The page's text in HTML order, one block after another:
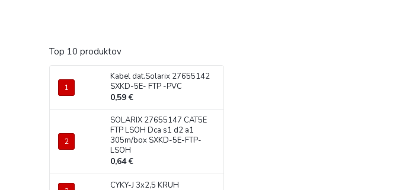
Top 10 produktov
Kabel dat.Solarix 27655142
SXKD-5E- FTP -PVC
0,59 €
SOLARIX 27655147 CAT5E
FTP LSOH Dca s1 d2 a1
305m/box SXKD-5E-FTP-
LSOH
0,64 €
CYKY-J 3x2,5 KRUH